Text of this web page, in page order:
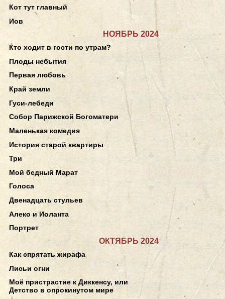
Кот тут главный
Иов
НОЯБРЬ 2024
Кто ходит в гости по утрам?
Плоды небытия
Первая любовь
Край земли
Гуси-лебеди
Собор Парижской Богоматери
Маленькая комедия
История старой квартиры
Три
Мой бедный Марат
Голоса
Двенадцать стульев
Алеко и Иоланта
Портрет
ОКТЯБРЬ 2024
Как спрятать жирафа
Лисьи огни
Моё пристрастие к Диккенсу, или
Детство в опрокинутом мире